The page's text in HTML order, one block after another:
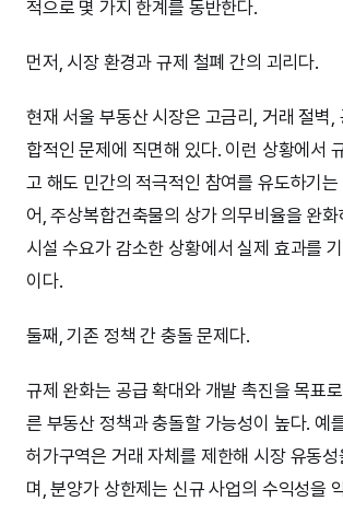
적으로 몇 가지 한계를 동반한다.
먼저, 시장 환경과 규제 철폐 간의 괴리다.
현재 서울 부동산 시장은 고금리, 거래 절벽,
합적인 문제에 직면해 있다. 이런 상황에서
고 해도 민간의 적극적인 참여를 유도하기
어, 주상복합건축물의 상가 의무비율을 완
시설 수요가 감소한 상황에서 실제 효과를
이다.
둘째, 기존 정책 간 충돌 문제다.
규제 완화는 공급 확대와 개발 촉진을 목표
른 부동산 정책과 충돌할 가능성이 높다. 예
허가구역은 거래 자체를 제한해 시장 유동
며, 분양가 상한제는 신규 사업의 수익성을